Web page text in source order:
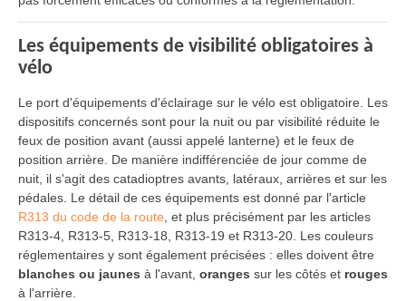
Les équipements de visibilité obligatoires à
vélo
Le port d'équipements d'éclairage sur le vélo est obligatoire. Les
dispositifs concernés sont pour la nuit ou par visibilité réduite le
feux de position avant (aussi appelé lanterne) et le feux de
position arrière. De manière indifférenciée de jour comme de
nuit, il s'agit des catadioptres avants, latéraux, arrières et sur les
pédales. Le détail de ces équipements est donné par l'article
R313 du code de la route , et plus précisément par les articles
R313-4, R313-5, R313-18, R313-19 et R313-20. Les couleurs
réglementaires y sont également précisées : elles doivent être
blanches ou jaunes à l'avant, oranges sur les côtés et rouges
à l'arrière.